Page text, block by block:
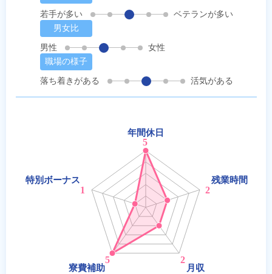
若手が多い
ベテランが多い
男女比
男性
女性
職場の様子
落ち着きがある
活気がある